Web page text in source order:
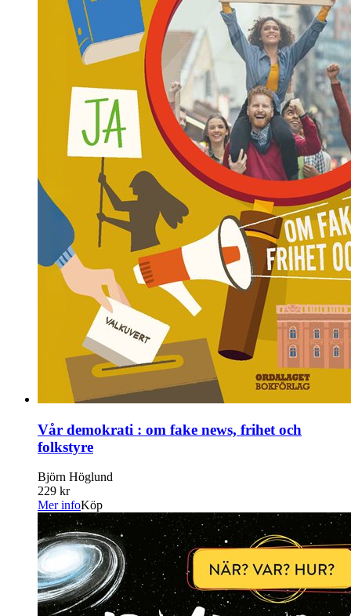
Vår demokrati : om fake news, frihet och
folkstyre
Björn Höglund
229 kr
Mer infoKöp